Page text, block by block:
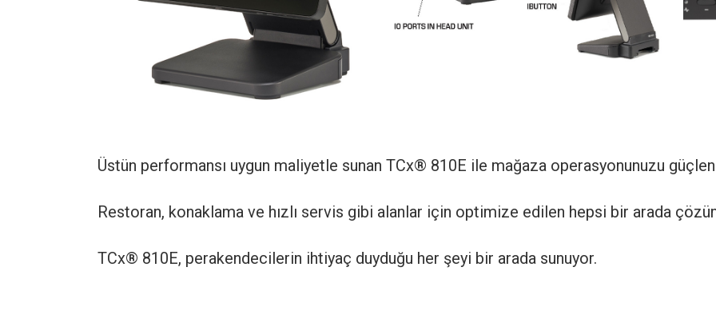
Üstün performansı uygun maliyetle sunan TCx® 810E ile mağaza operasyonunuzu
Restoran, konaklama ve hızlı servis gibi alanlar için optimize edilen hepsi bir arada
TCx® 810E, perakendecilerin ihtiyaç duyduğu her şeyi bir arada sunuyor.